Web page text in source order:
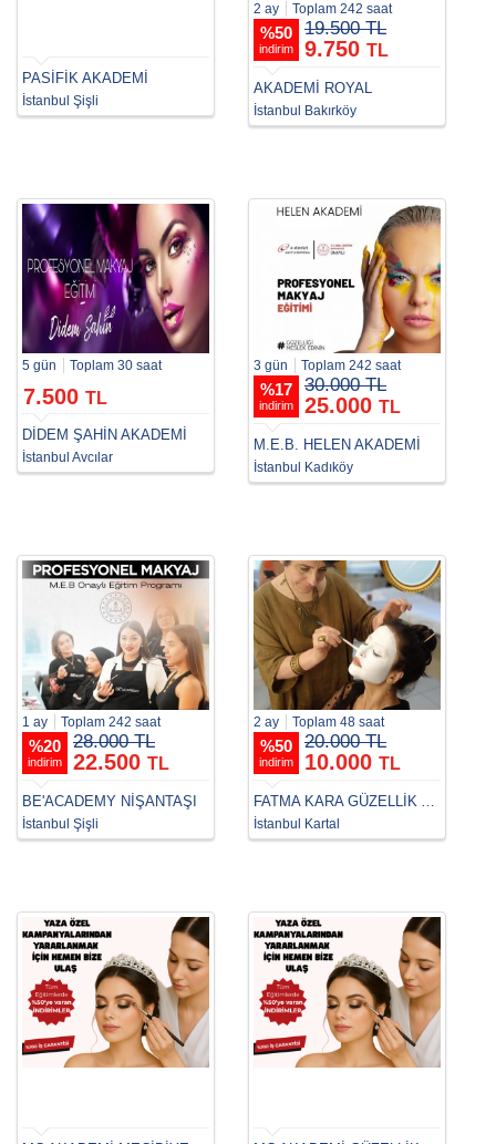
PASİFİK AKADEMİ
İstanbul Şişli
2 ay Toplam 242 saat
%50
indirim
19.500 TL
9.750 TL
AKADEMİ ROYAL
İstanbul Bakırköy
5 gün Toplam 30 saat
7.500 TL
DİDEM ŞAHİN AKADEMİ
İstanbul Avcılar
3 gün Toplam 242 saat
%17
indirim
30.000 TL
25.000 TL
M.E.B. HELEN AKADEMİ
İstanbul Kadıköy
1 ay Toplam 242 saat
%20
indirim
28.000 TL
22.500 TL
BE'ACADEMY NIŞANTAŞI
İstanbul Şişli
2 ay Toplam 48 saat
%50
indirim
20.000 TL
10.000 TL
FATMA KARA GÜZELLİK AKADEMİSİ
İstanbul Kartal